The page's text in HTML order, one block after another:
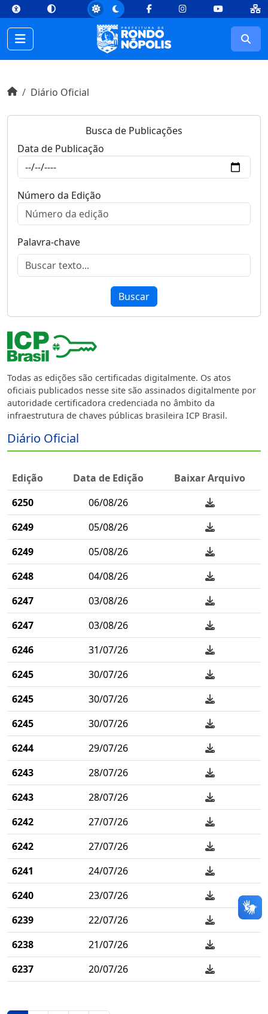
topConteúdo [1] Menu Principal [2] Busca [3] Rodapé [4]
FacebookInstagramYoutube
Início do conteúdo
InícioDiário Oficial
Busca de Publicações
Data de Publicação
Número da Edição
Palavra-chave
Buscar
Todas as edições são certificadas digitalmente. Os atos
oficiais publicados nesse site são assinados digitalmente por
autoridade certificadora credenciada no âmbito da
infraestrutura de chaves públicas brasileira ICP Brasil.
Diário Oficial
Edição Data de Edição
Baixar Arquivo
6250
06/08/26
6249
05/08/26
6249
05/08/26
6248
04/08/26
6247
03/08/26
6247
03/08/26
6246
31/07/26
6245
30/07/26
6245
30/07/26
6245
30/07/26
6244
29/07/26
6243
28/07/26
6243
28/07/26
6242
27/07/26
6242
27/07/26
6241
24/07/26
6240
23/07/26
6239
22/07/26
6238
21/07/26
6237
20/07/26